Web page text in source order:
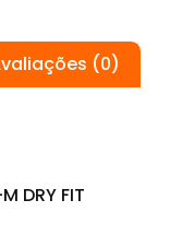
(0)
DRY FIT